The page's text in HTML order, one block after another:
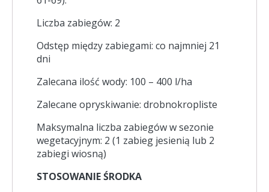
Liczba zabiegów: 2
Odstęp między zabiegami: co najmniej 21
dni
Zalecana ilość wody: 100 – 400 l/ha
Zalecane opryskiwanie: drobnokropliste
Maksymalna liczba zabiegów w sezonie
wegetacyjnym: 2 (1 zabieg jesienią lub 2
zabiegi wiosną)
STOSOWANIE ŚRODKA